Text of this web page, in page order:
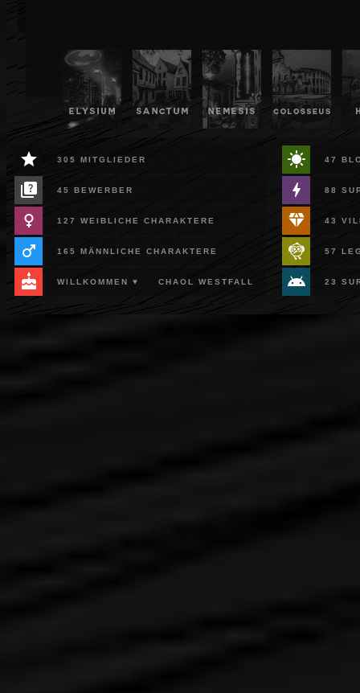
37
ELYSIUM
***
41
SANCTUM
***
44
NEMESIS
***
COLOSSEUS
***
star 305 MITGLIEDER
quiz 45 BEWERBER
female 127 WEIBLICHE CHARAKTERE
male 165 MÄNNLICHE CHARAKTERE
cake WILLKOMMEN ♥ CHAOL WESTFALL
sunny 47
bolt 88
diamond 43
flutter_dash 57
android 23